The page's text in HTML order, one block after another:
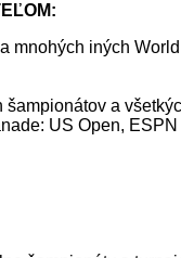
mnohých iných
a
US Open,